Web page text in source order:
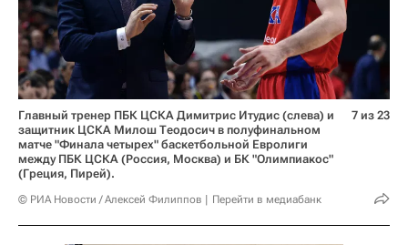
Главный тренер ПБК ЦСКА Димитрис Итудис (слева) и
защитник ЦСКА Милош Теодосич в полуфинальном
матче "Финала четырех" баскетбольной Евролиги
между ПБК ЦСКА (Россия, Москва) и БК "Олимпиакос"
(Греция, Пирей).
© РИА Новости / Алексей Филиппов Перейти в медиабанк
7 из 23